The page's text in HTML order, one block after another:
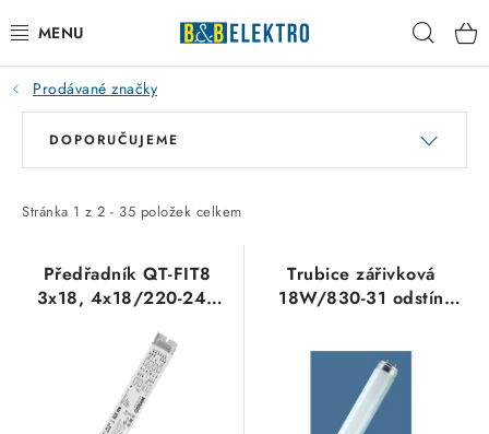
na
obsah
Reklamace / Vrácení zboží
Blog
Kontakty
VYTÁPĚNÍ
ELEKTROMATERIÁL
Prodávané značky
V
i
Stránka 1 z 2 - 35 položek celkem
Ř
e
DOPORUČUJEME
Předřadník QT-FIT8
3x18, 4x18/220-240
Trubice zářivková
18W/830-31 odstín